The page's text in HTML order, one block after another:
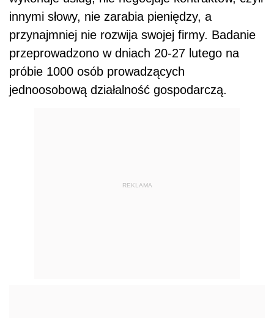
innymi słowy, nie zarabia pieniędzy, a
przynajmniej nie rozwija swojej firmy. Badanie
przeprowadzono w dniach 20-27 lutego na
próbie 1000 osób prowadzących
jednoosobową działalność gospodarczą.
REKLAMA